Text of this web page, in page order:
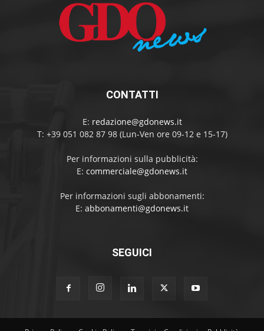
CONTATTI
E: redazione@gdonews.it
T: +39 051 082 87 98 (Lun-Ven ore 09-12 e 15-17)
Per informazioni sulla pubblicità:
E: commerciale@gdonews.it
Per informazioni sugli abbonamenti:
E: abbonamenti@gdonews.it
SEGUICI